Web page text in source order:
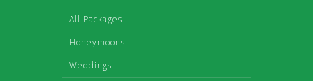
All Packages
Honeymoons
Weddings